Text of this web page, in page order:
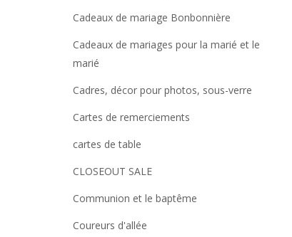
Cadeaux de mariage Bonbonnière
Cadeaux de mariages pour la marié et le
marié
Cadres, décor pour photos, sous-verre
Cartes de remerciements
cartes de table
CLOSEOUT SALE
Communion et le baptême
Coureurs d'allée